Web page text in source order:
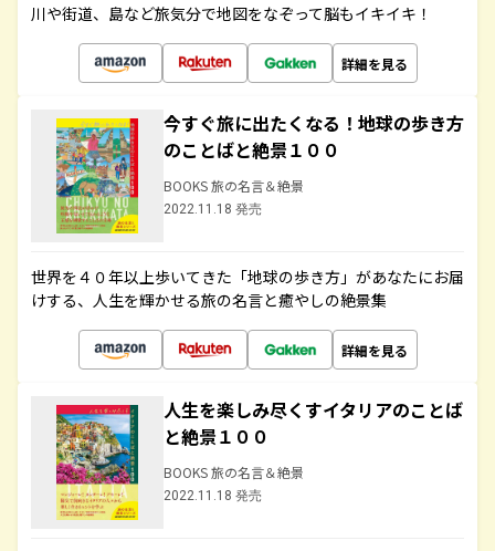
川や街道、島など旅気分で地図をなぞって脳もイキイキ！
詳細を見る
今すぐ旅に出たくなる！地球の歩き方
のことばと絶景１００
BOOKS 旅の名言＆絶景
2022.11.18 発売
世界を４０年以上歩いてきた「地球の歩き方」があなたにお届
けする、人生を輝かせる旅の名言と癒やしの絶景集
詳細を見る
人生を楽しみ尽くすイタリアのことば
と絶景１００
BOOKS 旅の名言＆絶景
2022.11.18 発売